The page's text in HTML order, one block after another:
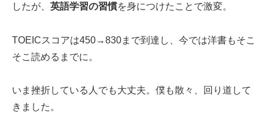
したが、 英語学習の習慣を身につけたことで激変。
TOEICスコアは450→830まで到達し、今では洋書もそこ
そこ読めるまでに。
いま挫折している人でも大丈夫。僕も散々、回り道して
きました。